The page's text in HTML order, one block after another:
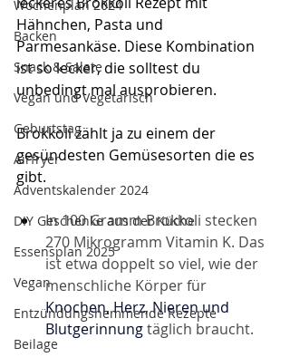
Wochenplan 2024
Backen
Snack & Salate
Vegan und Vegetarisch
Geburtstag
Airfryer
Adventskalender 2024
DIY Geschenke aus der Küche
Essensplan 2025
Vegan
Entzündungshemmende Rezepte
Beilage
Hähnchen, Pasta und
Parmesankäse. Diese Kombination
ist so lecker, die solltest du
unbedingt mal ausprobieren.
Brokkoli zählt ja zu einem der
gesündesten Gemüsesorten die es
gibt.
In 100 Gramm Brokkoli stecken
270 Mikrogramm Vitamin K. Das
ist etwa doppelt so viel, wie der
menschliche Körper für
Knochen, Herz, Nieren und
Blutgerinnung täglich braucht.